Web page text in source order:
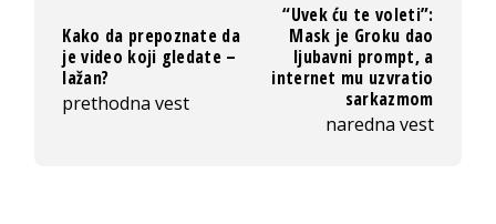
Kako da prepoznate da
je video koji gledate –
lažan?
prethodna vest
“Uvek ću te voleti”:
Mask je Groku dao
ljubavni prompt, a
internet mu uzvratio
sarkazmom
naredna vest